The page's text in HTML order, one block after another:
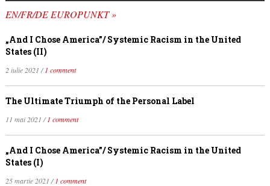
EN/FR/DE EUROPUNKT »
„And I Chose America”/ Systemic Racism in the United
States (II)
2 iulie 2021 /1 comment
The Ultimate Triumph of the Personal Label
11 mai 2021 /1 comment
„And I Chose America”/ Systemic Racism in the United
States (I)
25 martie 2021 /1 comment